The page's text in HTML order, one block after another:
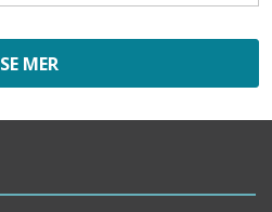
SE MER